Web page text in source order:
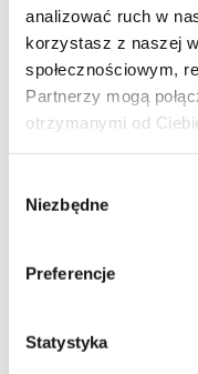
analizować ruch w
korzystasz z naszej
społecznościowym,
Partnerzy mogą
otrzymanymi od
zgody
Niezbędne
Preferencje
Statystyka
Gwiezdne
Grogu 2D
Imperium upadło, a
legendarnego
jego młodego ucznia,